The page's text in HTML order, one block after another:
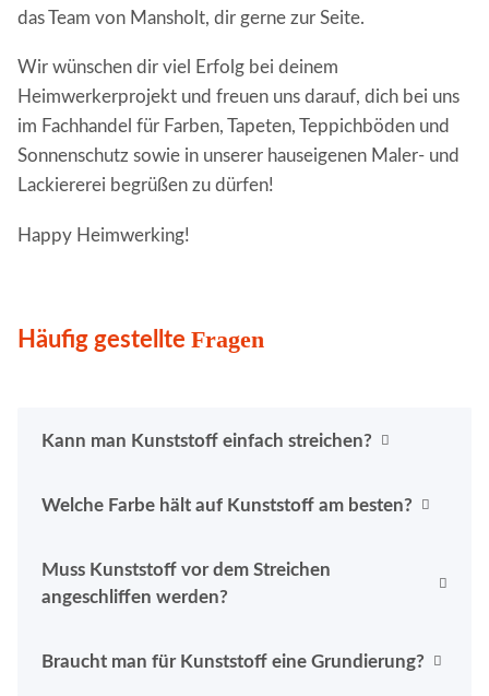
das Team von Mansholt, dir gerne zur Seite.
Wir wünschen dir viel Erfolg bei deinem
Heimwerkerprojekt und freuen uns darauf, dich bei uns
im Fachhandel für Farben, Tapeten, Teppichböden und
Sonnenschutz sowie in unserer hauseigenen Maler- und
Lackiererei begrüßen zu dürfen!
Happy Heimwerking!
Häufig gestellte Fragen
Kann man Kunststoff einfach streichen?
Welche Farbe hält auf Kunststoff am besten?
Muss Kunststoff vor dem Streichen
angeschliffen werden?
Braucht man für Kunststoff eine Grundierung?